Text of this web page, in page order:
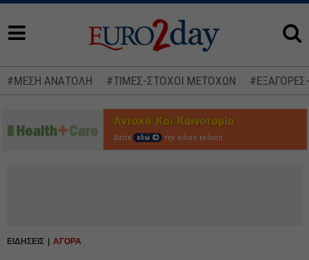
#ΜΕΣΗ ΑΝΑΤΟΛΗ #ΤΙΜΕΣ-ΣΤΟΧΟΙ ΜΕΤΟΧΩΝ
Δείτε εδώ την ειδική έκδοση
ΕΙΔΗΣΕΙΣ ΑΓΟΡΑ